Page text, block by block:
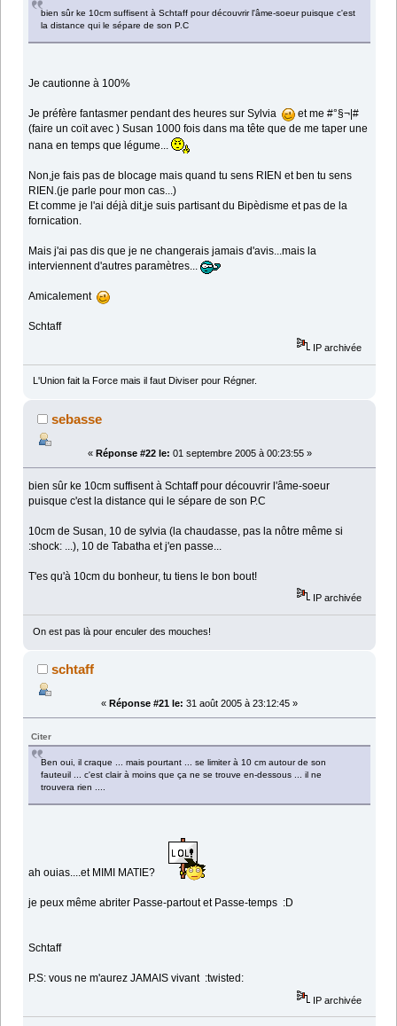
bien sûr ke 10cm suffisent à Schtaff pour découvrir l'âme-soeur puisque c'est
la distance qui le sépare de son P.C
Je cautionne à 100%
Je préfère fantasmer pendant des heures sur Sylvia
et me #°§¬|#
(faire un coït avec ) Susan 1000 fois dans ma tête que de me taper une
nana en temps que légume...
Non,je fais pas de blocage mais quand tu sens RIEN et ben tu sens
RIEN.(je parle pour mon cas...)
Et comme je l'ai déjà dit,je suis partisant du Bipèdisme et pas de la
fornication.
Mais j'ai pas dis que je ne changerais jamais d'avis...mais la
interviennent d'autres paramètres...
Amicalement
Schtaff
IP archivée
L'Union fait la Force mais il faut Diviser pour Régner.
sebasse
« Réponse #22 le: 01 septembre 2005 à 00:23:55 »
bien sûr ke 10cm suffisent à Schtaff pour découvrir l'âme-soeur
puisque c'est la distance qui le sépare de son P.C
10cm de Susan, 10 de sylvia (la chaudasse, pas la nôtre même si
:shock: ...), 10 de Tabatha et j'en passe...
T'es qu'à 10cm du bonheur, tu tiens le bon bout!
IP archivée
On est pas là pour enculer des mouches!
schtaff
« Réponse #21 le: 31 août 2005 à 23:12:45 »
Citer
Ben oui, il craque ... mais pourtant ... se limiter à 10 cm autour de son
fauteuil ... c'est clair à moins que ça ne se trouve en-dessous ... il ne
trouvera rien ....
ah ouias....et MIMI MATIE?
je peux même abriter Passe-partout et Passe-temps :D
Schtaff
P.S: vous ne m'aurez JAMAIS vivant :twisted:
IP archivée